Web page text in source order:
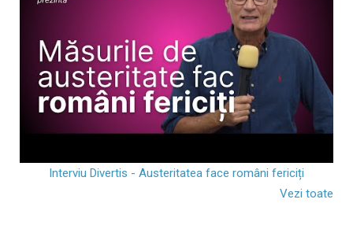
Interviu Divertis - Austeritatea face români fericiți
Vezi toate